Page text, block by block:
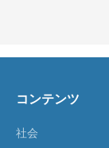
コンテンツ
社会